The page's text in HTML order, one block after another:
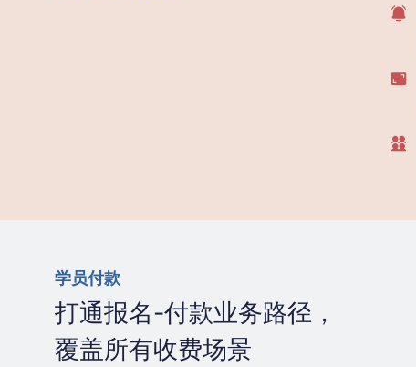
学员付款
打通报名-付款业务路径，
覆盖所有收费场景